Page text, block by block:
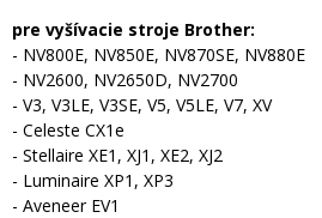
pre vyšívacie stroje Brother:
- NV800E, NV850E, NV870SE, NV880E
- NV2600, NV2650D, NV2700
- V3, V3LE, V3SE, V5, V5LE, V7, XV
- Celeste CX1e
- Stellaire XE1, XJ1, XE2, XJ2
- Luminaire XP1, XP3
- Aveneer EV1